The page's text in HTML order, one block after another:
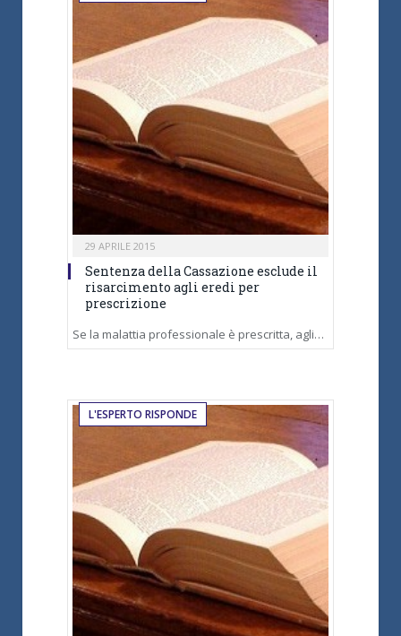
29 APRILE 2015
Sentenza della Cassazione esclude il
risarcimento agli eredi per
prescrizione
Se la malattia professionale è prescritta, agli…
L'ESPERTO RISPONDE